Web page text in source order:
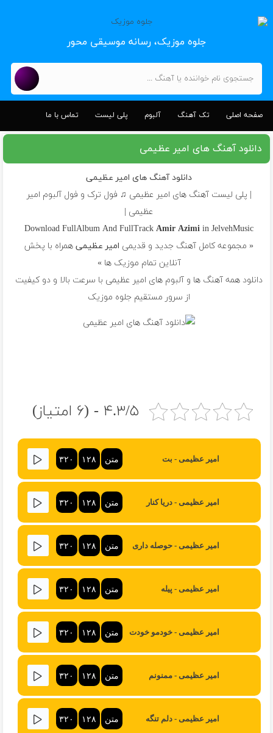
جلوه موزیک، رسانه موسیقی محور
صفحه اصلی تک آهنگ آلبوم پلی لیست تماس با ما
دانلود آهنگ های امیر عظیمی
دانلود آهنگ های امیر عظیمی
| پلی لیست آهنگ های امیر عظیمی ♫ فول ترک و فول آلبوم امیر
عظیمی |
Download FullAlbum And FullTrackAmir Azimiin JelvehMusic
« مجموعه کامل آهنگ جدید و قدیمی امیر عظیمیهمراه با پخش
آنلاین تمام موزیک ها »
دانلود همه آهنگ ها و آلبوم های امیر عظیمی با سرعت بالا و دو کیفیت
از سرور مستقیم جلوه موزیک
۴.۳/۵ - (۶ امتیاز)
امیر عظیمی - بت متن ۱۲۸ ۳۲۰
امیر عظیمی - دریا کنار متن ۱۲۸ ۳۲۰
امیر عظیمی - حوصله داری متن ۱۲۸ ۳۲۰
امیر عظیمی - پیله متن ۱۲۸ ۳۲۰
امیر عظیمی - خودمو خودت متن ۱۲۸ ۳۲۰
امیر عظیمی - ممنونم متن ۱۲۸ ۳۲۰
امیر عظیمی - دلم تنگه متن ۱۲۸ ۳۲۰